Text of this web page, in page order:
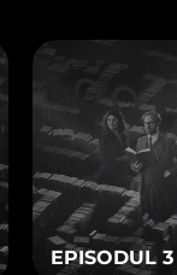
EPISODUL 3
cookie de